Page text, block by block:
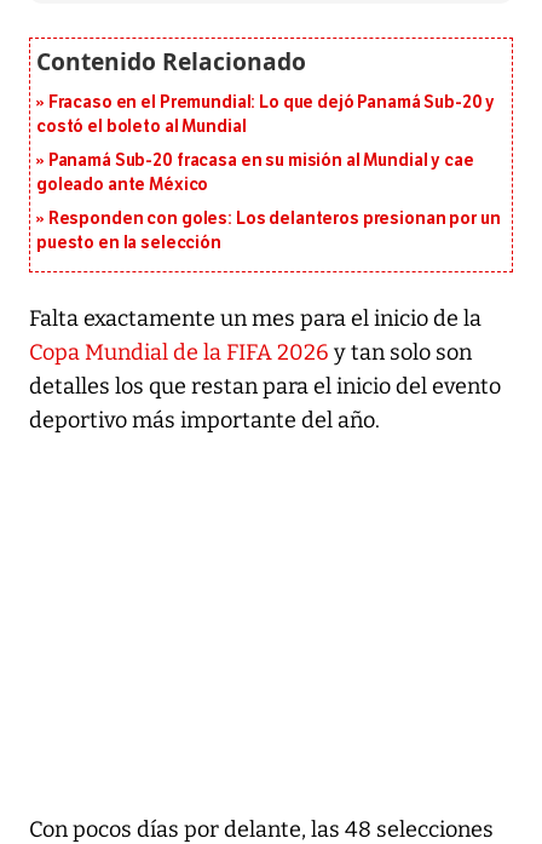
Fracaso en el Premundial: Lo que dejó Panamá Sub-20 y
costó el boleto al Mundial
Panamá Sub-20 fracasa en su misión al Mundial y cae
goleado ante México
Responden con goles: Los delanteros presionan por un
puesto en la selección
Falta exactamente un mes para el inicio de la
Copa Mundial de la FIFA 2026 y tan solo son
detalles los que restan para el inicio del evento
deportivo más importante del año.
Con pocos días por delante, las 48 selecciones